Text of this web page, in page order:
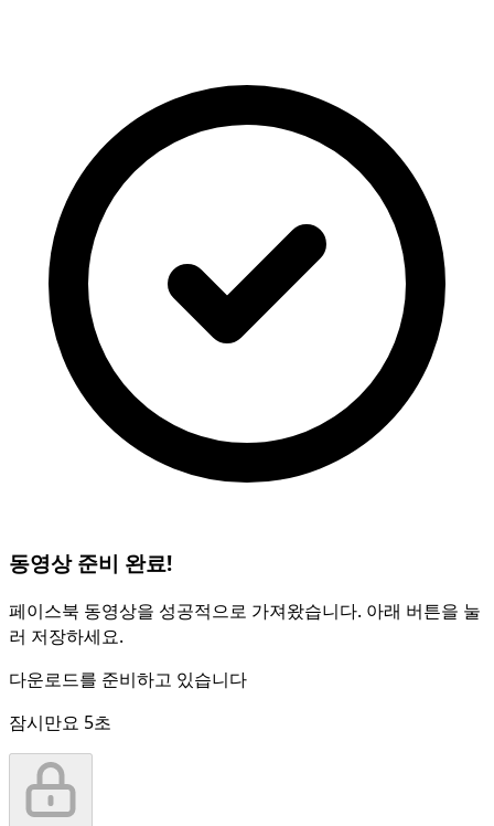
동영상 준비 완료!
페이스북 동영상을 성공적으로 가져왔습니다. 아래 버튼을 눌
러 저장하세요.
다운로드를 준비하고 있습니다
잠시만요 5초